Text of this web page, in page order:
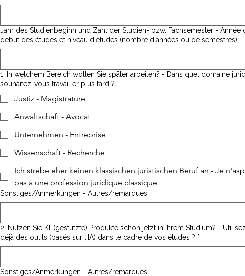
Jahr des Studienbeginn und Zahl der Studien- bzw. Fachsemester - Année
début des études et niveau d'études (nombre d'années ou de semestres)
1. In welchem Bereich wollen Sie später arbeiten? - Dans quel domaine
souhaitez-vous travailler plus tard ?
Justiz - Magistrature
Anwaltschaft - Avocat
Unternehmen - Entreprise
Wissenschaft - Recherche
Ich strebe eher keinen klassischen juristischen Beruf an - Je
pas à une profession juridique classique
Sonstiges/Anmerkungen - Autres/remarques
2. Nutzen Sie KI-(gestützte) Produkte schon jetzt in Ihrem Studium? -
déjà des outils (basés sur l'IA) dans le cadre de vos études ? *
Sonstiges/Anmerkungen - Autres/remarques